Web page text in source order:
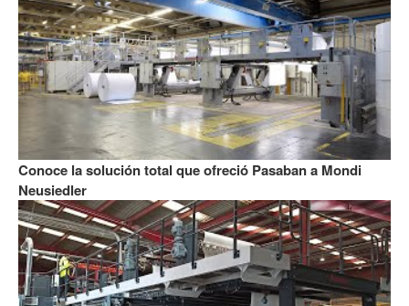
Conoce la solución total que ofreció Pasaban a Mondi
Neusiedler